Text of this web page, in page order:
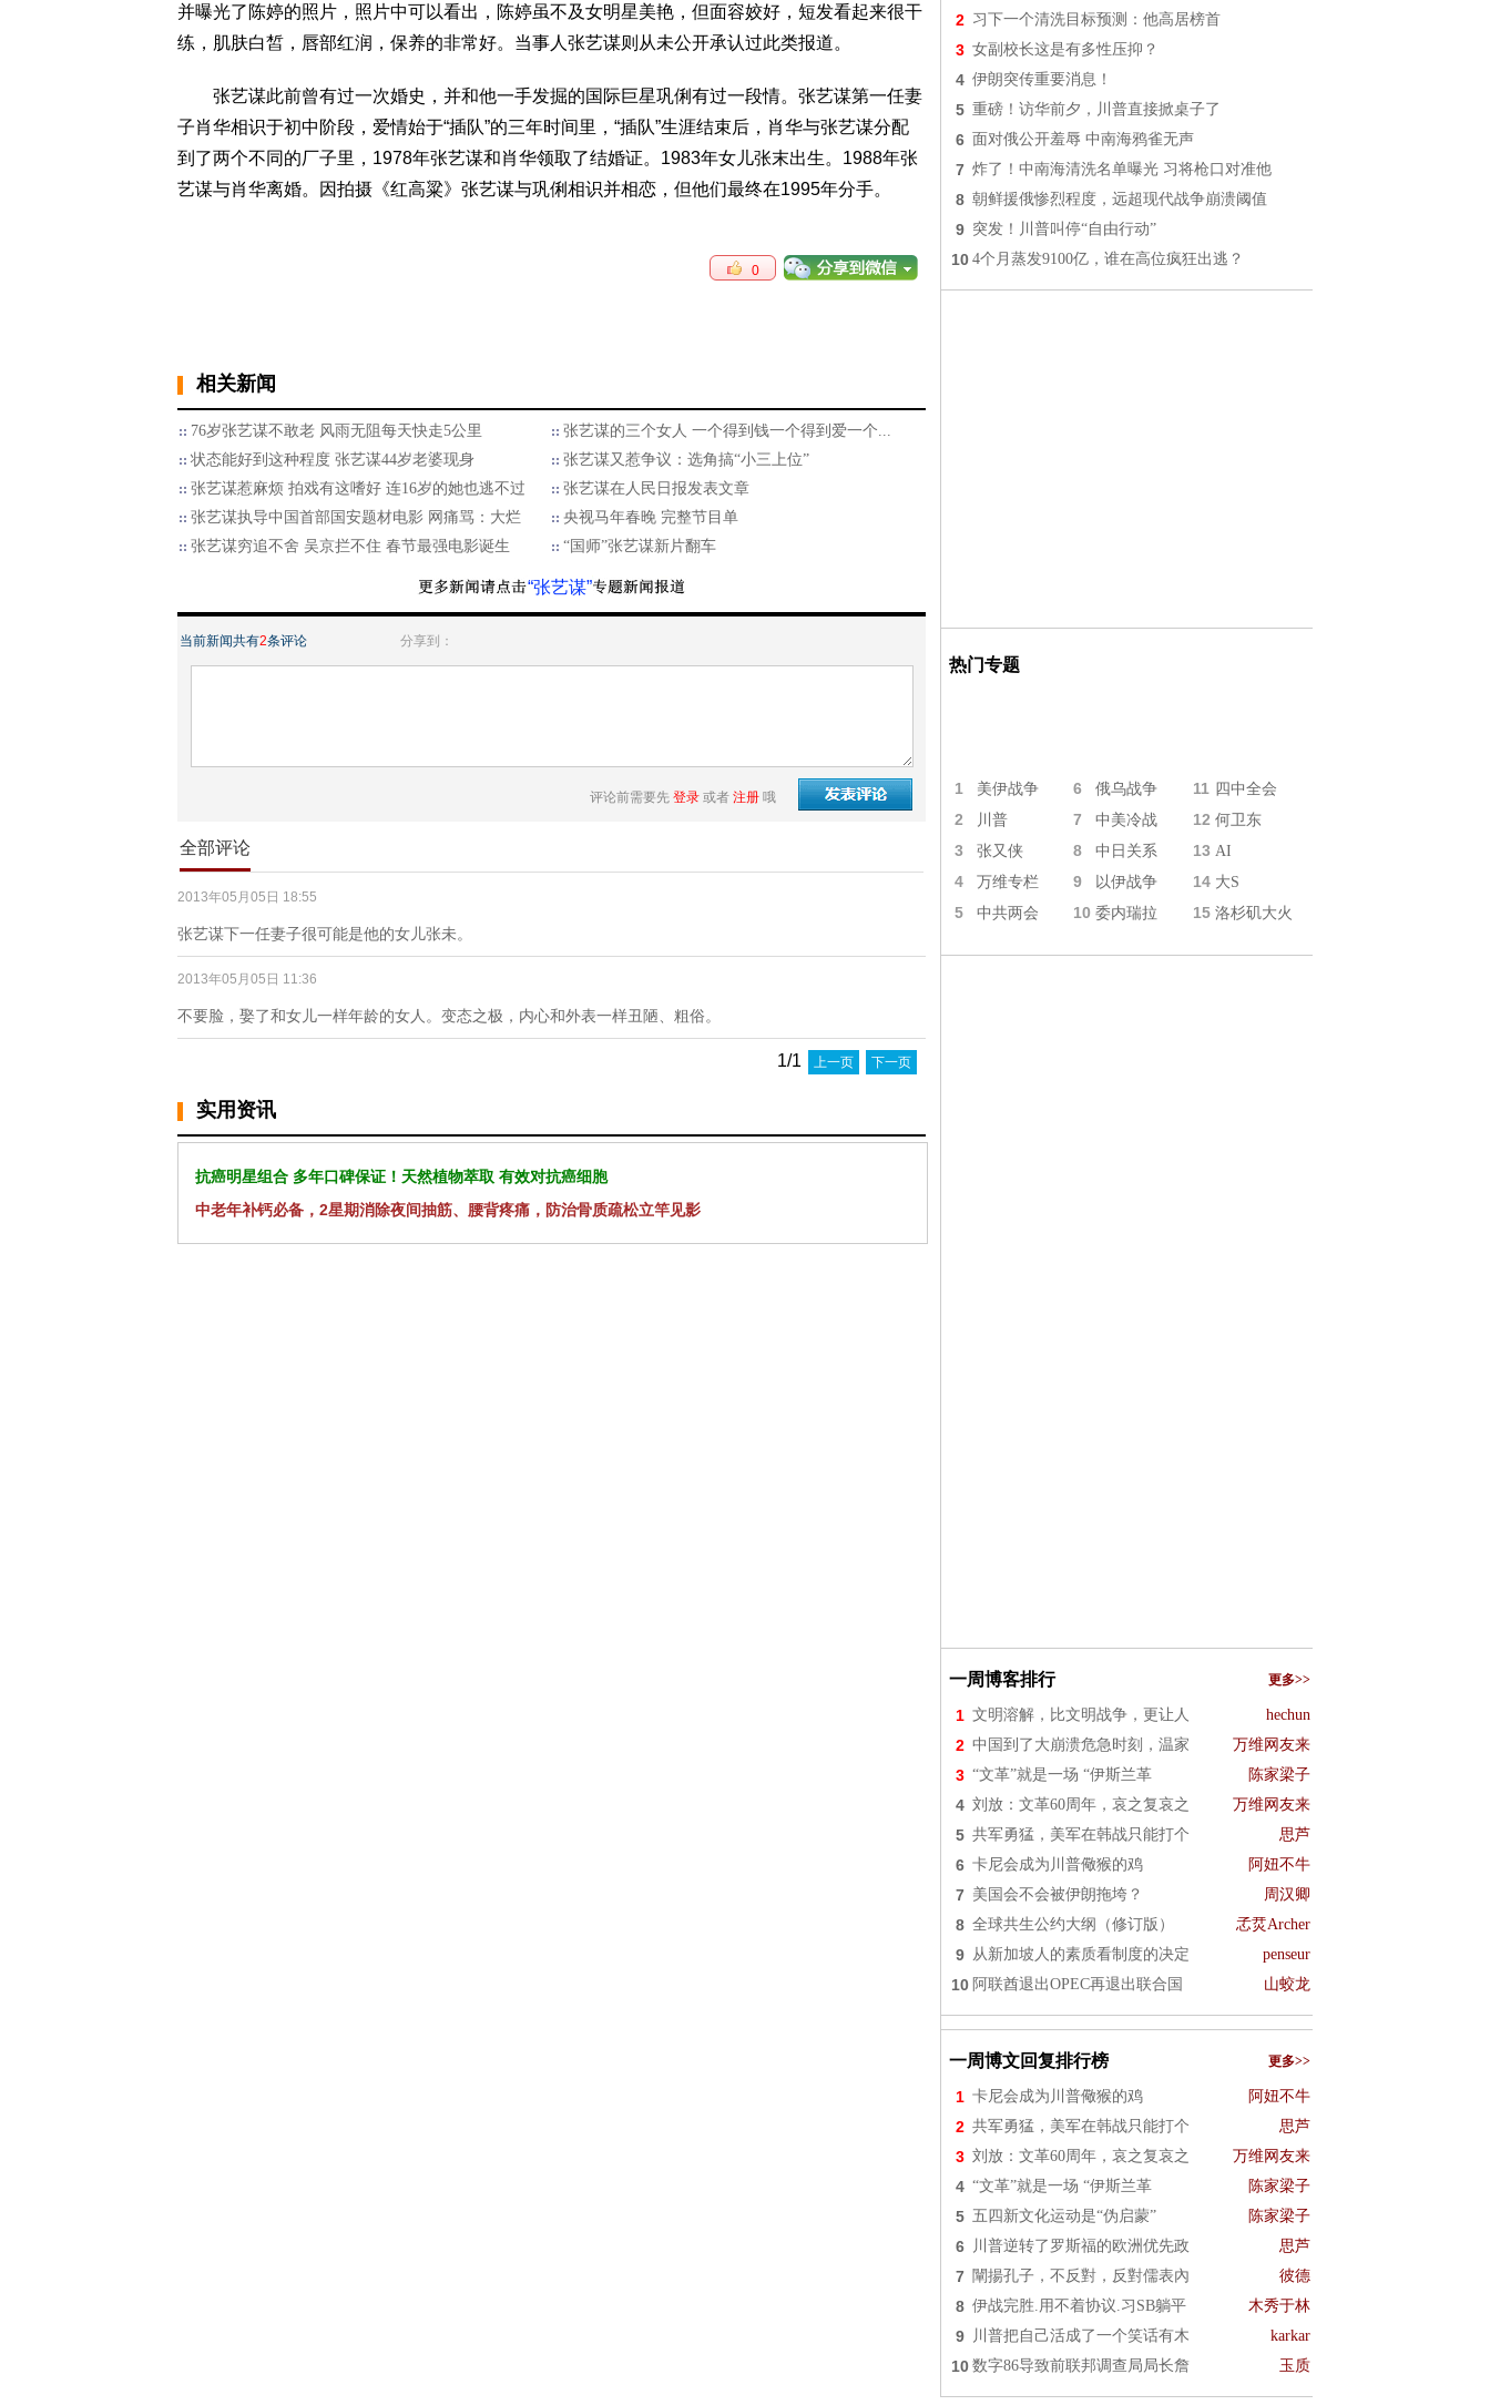
并曝光了陈婷的照片，照片中可以看出，陈婷虽不及女明星美艳，但面容姣好，短发看起来很干
练，肌肤白皙，唇部红润，保养的非常好。当事人张艺谋则从未公开承认过此类报道。
张艺谋此前曾有过一次婚史，并和他一手发掘的国际巨星巩俐有过一段情。张艺谋第一任妻
子肖华相识于初中阶段，爱情始于“插队”的三年时间里，“插队”生涯结束后，肖华与张艺谋分配
到了两个不同的厂子里，1978年张艺谋和肖华领取了结婚证。1983年女儿张末出生。1988年张
艺谋与肖华离婚。因拍摄《红高粱》张艺谋与巩俐相识并相恋，但他们最终在1995年分手。
0
相关新闻
76岁张艺谋不敢老 风雨无阻每天快走5公里
张艺谋的三个女人 一个得到钱一个得到爱一个...
状态能好到这种程度 张艺谋44岁老婆现身
张艺谋又惹争议：选角搞“小三上位”
张艺谋惹麻烦 拍戏有这嗜好 连16岁的她也逃不过
张艺谋在人民日报发表文章
张艺谋执导中国首部国安题材电影 网痛骂：大烂
央视马年春晚 完整节目单
张艺谋穷追不舍 吴京拦不住 春节最强电影诞生
“国师”张艺谋新片翻车
“张艺谋”
当前新闻共有2条评论 分享到：
评论前需要先 登录 或者 注册 哦
全部评论
2013年05月05日 18:55
张艺谋下一任妻子很可能是他的女儿张未。
2013年05月05日 11:36
不要脸，娶了和女儿一样年龄的女人。变态之极，内心和外表一样丑陋、粗俗。
1/1 上一页 下一页
实用资讯
抗癌明星组合 多年口碑保证！天然植物萃取 有效对抗癌细胞
中老年补钙必备，2星期消除夜间抽筋、腰背疼痛，防治骨质疏松立竿见影
2 习下一个清洗目标预测：他高居榜首
3 女副校长这是有多性压抑？
4 伊朗突传重要消息！
5 重磅！访华前夕，川普直接掀桌子了
6 面对俄公开羞辱 中南海鸦雀无声
7 炸了！中南海清洗名单曝光 习将枪口对准他
8 朝鲜援俄惨烈程度，远超现代战争崩溃阈值
9 突发！川普叫停“自由行动”
10 4个月蒸发9100亿，谁在高位疯狂出逃？
热门专题
1 美伊战争 6 俄乌战争 11 四中全会
2 川普 7 中美冷战 12 何卫东
3 张又侠 8 中日关系 13 AI
4 万维专栏 9 以伊战争 14 大S
5 中共两会 10 委内瑞拉 15 洛杉矶大火
一周博客排行 更多>>
1 文明溶解，比文明战争，更让人 hechun
2 中国到了大崩溃危急时刻，温家 万维网友来
3 “文革”就是一场 “伊斯兰革 陈家梁子
4 刘放：文革60周年，哀之复哀之 万维网友来
5 共军勇猛，美军在韩战只能打个 思芦
6 卡尼会成为川普儆猴的鸡 阿妞不牛
7 美国会不会被伊朗拖垮？ 周汉卿
8 全球共生公约大纲（修订版） 孞烎Archer
9 从新加坡人的素质看制度的决定 penseur
10 阿联酋退出OPEC再退出联合国 山蛟龙
一周博文回复排行榜 更多>>
1 卡尼会成为川普儆猴的鸡 阿妞不牛
2 共军勇猛，美军在韩战只能打个 思芦
3 刘放：文革60周年，哀之复哀之 万维网友来
4 “文革”就是一场 “伊斯兰革 陈家梁子
5 五四新文化运动是“伪启蒙” 陈家梁子
6 川普逆转了罗斯福的欧洲优先政 思芦
7 闡揚孔子，不反對，反對儒表內 彼德
8 伊战完胜.用不着协议.习SB躺平 木秀于林
9 川普把自己活成了一个笑话有木 karkar
10 数字86导致前联邦调查局局长詹 玉质